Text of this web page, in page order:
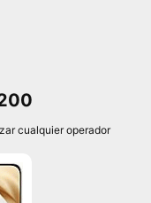
cualquier operador